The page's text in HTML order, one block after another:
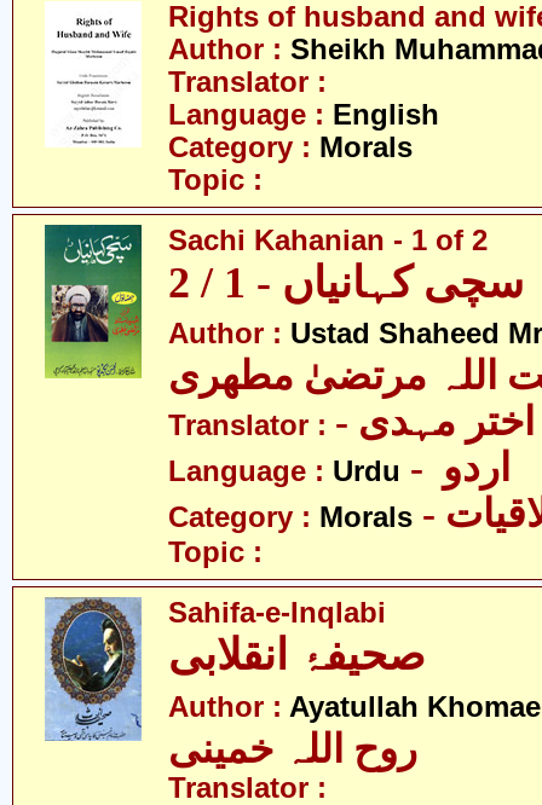
Rights of husband and
Author : Sheikh
Translator :
Language : English
Category : Morals
Topic :
Sachi Kahanian - 1 of 2
سچی کہانیاں - 1 / 2
Author : Ustad Shaheed
اللہ مرتضیٰ مطھری
Translator :
Language : Urdu
Category : Morals
Topic :
Sahifa-e-Inqlabi
صحیفۂ انقلابی
Author : Ayatullah
روح اللہ خمینی
Translator :